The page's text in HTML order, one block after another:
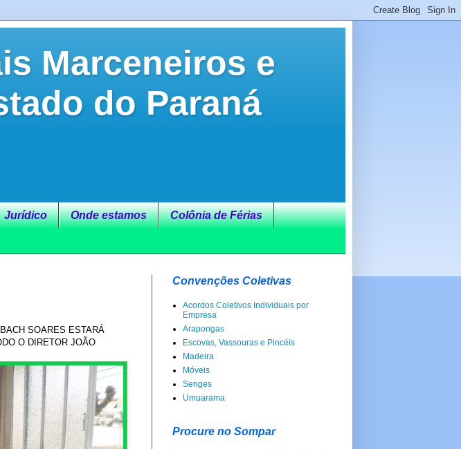
Marceneiros e
do Paraná
Jurídico Onde estamos Colônia de Férias
SOARES ESTARÁ
O DIRETOR JOÃO
Convenções Coletivas
Acordos Coletivos Individuais por
Empresa
Arapongas
Escovas, Vassouras e Pincéis
Madeira
Móveis
Senges
Umuarama
Procure no Sompar